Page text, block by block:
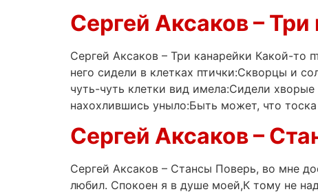
Сергей Аксаков – Три
Сергей Аксаков – Три канарейки Какой-то
него сидели в клетках птички:Скворцы и
чуть-чуть клетки вид имела:Сидели
нахохлившись уныло:Быть может, что
Сергей Аксаков –
Сергей Аксаков – Стансы Поверь, во мне
любил. Спокоен я в душе моей,К тому не